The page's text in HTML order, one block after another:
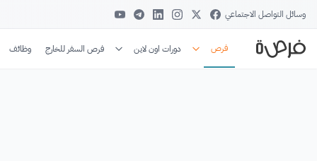
وسائل التواصل الاجتماعي
فرص دورات اون لاين فرص السفر للخارج وظائف